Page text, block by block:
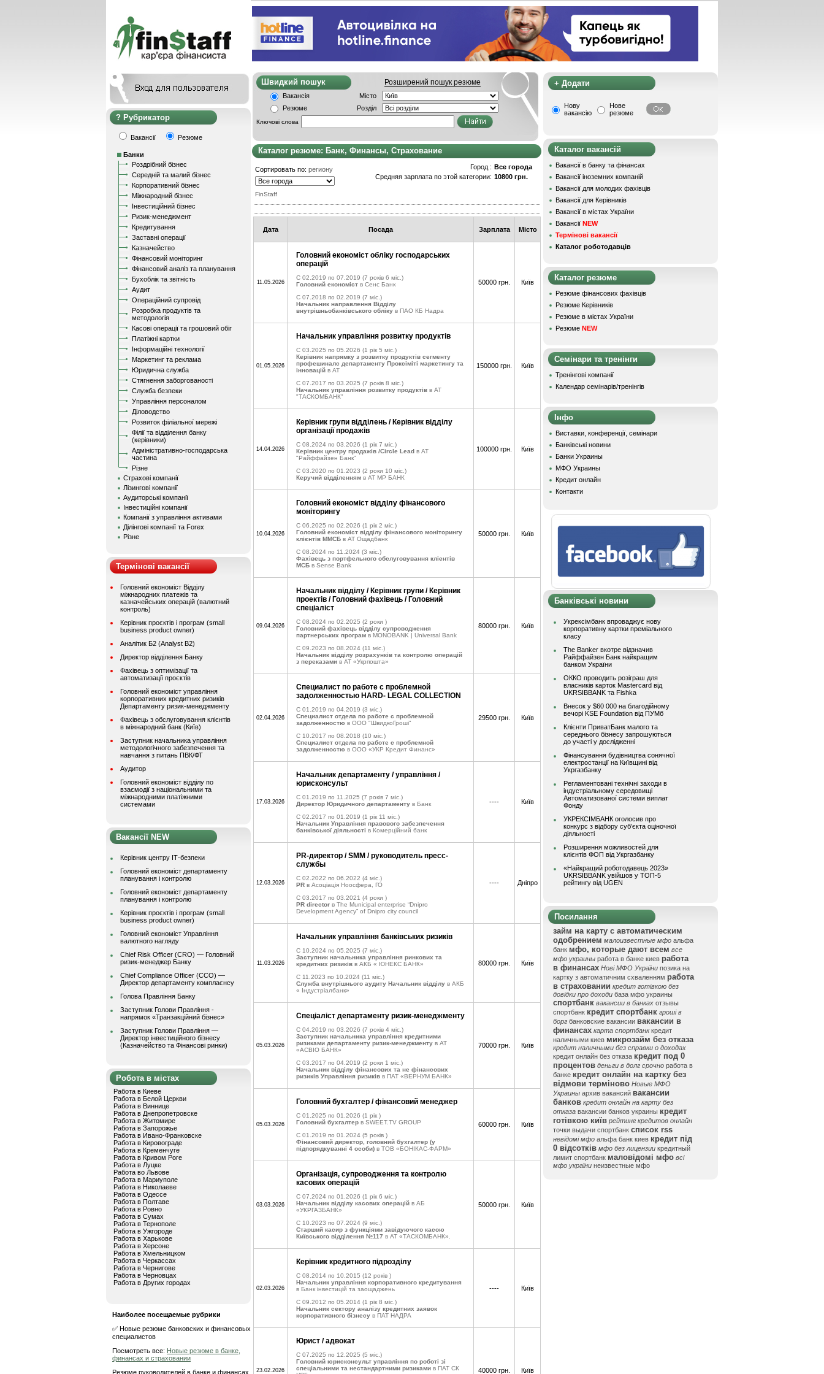
Рубрикатор
Вакансії Резюме
Банки
Роздрібний бізнес
Середній та малий бізнес
Корпоративний бізнес
Міжнародний бізнес
Інвестиційний бізнес
Ризик-менеджмент
Кредитування
Заставні операції
Казначейство
Фінансовий моніторинг
Фінансовий аналіз та планування
Бухоблік та звітність
Аудит
Операційний супровід
Розробка продуктів та
методологія
Касові операції та грошовий обіг
Платіжні картки
Інформаційні технології
Маркетинг та реклама
Юридична служба
Стягнення заборгованості
Служба безпеки
Управління персоналом
Діловодство
Розвиток філіальної мережі
Філії та відділення банку
(керівники)
Адміністративно-господарська
частина
Різне
Страхові компанії
Лізингові компанії
Аудиторські компанії
Інвестиційні компанії
Компанії з управління активами
Ділінгові компанії та Forex
Різне
Термінові вакансії
Головний економіст Відділу
міжнародних платежів та
казначейських операцій (валютний
контроль)
Керівник проєктів і програм (small
business product owner)
Аналітик Б2 (Analyst B2)
Директор відділення Банку
Фахівець з оптимізації та
автоматизації проєктів
Головний економіст управління
корпоративних кредитних ризиків
Департаменту ризик-менеджменту
Фахівець з обслуговування клієнтів
в міжнародний банк (Київ)
Заступник начальника управління
методологічного забезпечення та
навчання з питань ПВК/ФТ
Аудитор
Головний економіст відділу по
взаємодії з національними та
міжнародними платіжними
системами
Вакансії NEW
Керівник центру ІТ-безпеки
Головний економіст департаменту
планування і контролю
Головний економіст департаменту
планування і контролю
Керівник проєктів і програм (small
business product owner)
Головний економіст Управління
валютного нагляду
Chief Risk Officer (CRO) — Головний
ризик-менеджер Банку
Chief Compliance Officer (CCO) —
Директор департаменту комплаєнсу
Голова Правління Банку
Заступник Голови Правління -
напрямок «Транзакційний бізнес»
Заступник Голови Правління —
Директор інвестиційного бізнесу
(Казначейство та Фінансові ринки)
Робота в містах
Работа в Киеве
Работа в Белой Церкви
Работа в Виннице
Работа в Днепропетровске
Работа в Житомире
Работа в Запорожье
Работа в Ивано-Франковске
Работа в Кировограде
Работа в Кременчуге
Работа в Кривом Роге
Работа в Луцке
Работа во Львове
Работа в Мариуполе
Работа в Николаеве
Работа в Одессе
Работа в Полтаве
Работа в Ровно
Работа в Сумах
Работа в Тернополе
Работа в Ужгороде
Работа в Харькове
Работа в Херсоне
Работа в Хмельницком
Работа в Черкассах
Работа в Чернигове
Работа в Черновцах
Работа в Других городах
Наиболее посещаемые рубрики
✅ Новые резюме банковских и финансовых
специалистов
Посмотреть все: Новые резюме в банке,
финансах и страховании
Резюме руководителей в банке и финансах
Швидкий пошук Розширений пошук резюме
Вакансія
Місто
Резюме
Розділ
Ключові слова
Каталог резюме: Банк, Финансы, Страхование
Сортировать по: региону
FinStaff
Город : Все города
Средняя зарплата по этой категории: 10800 грн.
Дата Посада Зарплата Місто
11.05.2026
Головний економіст обліку господарських
операцій
C 02.2019 по 07.2019 (7 років 6 міс.)
Головний економіст в Сенс Банк
C 07.2018 по 02.2019 (7 міс.)
Начальник направлення Відділу
внутрішньобанківського обліку в ПАО КБ Надра
50000 грн. Київ
01.05.2026
Начальник управління розвитку продуктів
C 03.2025 по 05.2026 (1 рік 5 міс.)
Керівник напрямку з розвитку продуктів сегменту
профешиналс департаменту Проксіміті маркетингу та
інновацій в АТ
C 07.2017 по 03.2025 (7 років 8 міс.)
Начальник управління розвитку продуктів в АТ
"ТАСКОМБАНК"
150000 грн. Київ
14.04.2026
Керівник групи відділень / Керівник відділу
організації продажів
C 08.2024 по 03.2026 (1 рік 7 міс.)
Керівник центру продажів /Circle Lead в АТ
"Райффайзен Банк"
C 03.2020 по 01.2023 (2 роки 10 міс.)
Керучий відділенням в АТ МР БАНК
100000 грн. Київ
10.04.2026
Головний економіст відділу фінансового
моніторингу
C 06.2025 по 02.2026 (1 рік 2 міс.)
Головний економіст відділу фінансового моніторингу
клієнтів ММСБ в АТ Ощадбанк
C 08.2024 по 11.2024 (3 міс.)
Фахівець з портфельного обслуговування клієнтів
МСБ в Sense Bank
50000 грн. Київ
09.04.2026
Начальник вiддiлу / Керівник групи / Керівник
проектів / Головний фахівець / Головний
спеціаліст
C 08.2024 по 02.2025 (2 роки )
Головний фахівець відділу супроводження
партнерських програм в MONOBANK | Universal Bank
C 09.2023 по 08.2024 (11 міс.)
Начальник вiддiлу розрахунків та контролю операцій
з переказами в АТ «Укрпошта»
80000 грн. Київ
02.04.2026
Специалист по работе с проблемной
задолженностью HARD- LEGAL COLLECTION
C 01.2019 по 04.2019 (3 міс.)
Специалист отдела по работе с проблемной
задолженностю в ООО "ШвидкоГроші"
C 10.2017 по 08.2018 (10 міс.)
Специалист отдела по работе с проблемной
задолженностю в ООО «УКР Кредит Финанс»
29500 грн. Київ
17.03.2026
Начальник департаменту / управління /
юрисконсульт
C 01.2019 по 11.2025 (7 років 7 міс.)
Директор Юридичного департаменту в Банк
C 02.2017 по 01.2019 (1 рік 11 міс.)
Начальник Управління правового забезпечення
банківської діяльності в Комерційний банк
---- Київ
12.03.2026
PR-директор / SMM / руководитель пресс-
службы
C 02.2022 по 06.2022 (4 міс.)
PR в Асоціація Ноосфера, ГО
C 03.2017 по 03.2021 (4 роки )
PR director в The Municipal enterprise “Dnipro
Development Agency” of Dnipro city council
---- Дніпро
11.03.2026
Начальник управління банківських ризиків
C 10.2024 по 05.2025 (7 міс.)
Заступник начальника управління ринкових та
кредитних ризиків в АКБ « ЮНЕКС БАНК»
C 11.2023 по 10.2024 (11 міс.)
Служба внутрішнього аудиту Начальник відділу в АКБ
« Індустріалбанк»
80000 грн. Київ
05.03.2026
Спеціаліст департаменту ризик-менеджменту
C 04.2019 по 03.2026 (7 років 4 міс.)
Заступник начальника управління кредитними
ризиками департаменту ризик-менеджменту в АТ
«АСВІО БАНК»
C 03.2017 по 04.2019 (2 роки 1 міс.)
Начальник відділу фінансових та не фінансових
ризиків Управління ризиків в ПАТ «ВЕРНУМ БАНК»
70000 грн. Київ
05.03.2026
Головний бухгалтер / фінансовий менеджер
C 01.2025 по 01.2026 (1 рік )
Головний бухгалтер в SWEET.TV GROUP
C 01.2019 по 01.2024 (5 років )
Фінансовий директор, головний бухгалтер (у
підпорядкуванні 4 особи) в ТОВ «БОНІКАС-ФАРМ»
60000 грн. Київ
03.03.2026
Організація, супроводження та контролю
касових операцій
C 07.2024 по 01.2026 (1 рік 6 міс.)
Начальник відділу касових операцій в АБ
«УКРГАЗБАНК»
C 10.2023 по 07.2024 (9 міс.)
Старший касир з функціями завідуючого касою
Київського відділення №117 в АТ «ТАСКОМБАНК».
50000 грн. Київ
02.03.2026
Керівник кредитного підрозділу
C 08.2014 по 10.2015 (12 років )
Начальник управління корпоративного кредитування
в Банк інвестицій та заощаджень
C 09.2012 по 05.2014 (1 рік 8 міс.)
Начальник сектору аналізу кредитних заявок
корпоративного бізнесу в ПАТ НАДРА
---- Київ
23.02.2026
Юрист / адвокат
C 07.2025 по 12.2025 (5 міс.)
Головний юрисконсульт управління по роботі зі
спеціальними та нестандартними ризиками в ПАТ СК
40000 грн. Київ
+ Додати
Нову
вакансію
Нове
резюме
Каталог вакансій
Вакансії в банку та фінансах
Вакансії іноземних компаній
Вакансії для молодих фахівців
Вакансії для Керівників
Вакансії в містах України
Вакансії NEW
Термінові вакансії
Каталог роботодавців
Каталог резюме
Резюме фінансових фахівців
Резюме Керівників
Резюме в містах України
Резюме NEW
Семінари та тренінги
Тренінгові компанії
Календар семінарів/тренінгів
Інфо
Виставки, конференції, семінари
Банківські новини
Банки Украины
МФО Украины
Кредит онлайн
Контакти
Банківські новини
Укрексімбанк впроваджує нову
корпоративну картки преміального
класу
The Banker вкотре відзначив
Райффайзен Банк найкращим
банком України
ОККО проводить розіграш для
власників карток Mastercard від
UKRSIBBANK та Fishka
Внесок у $60 000 на благодійному
вечорі KSE Foundation від ПУМб
Клієнти ПриватБанк малого та
середнього бізнесу запрошуються
до участі у дослідженні
Фінансування будівництва сонячної
електростанції на Київщині від
Укргазбанку
Регламентовані технічні заходи в
індустріальному середовищі
Автоматизованої системи виплат
Фонду
УКРЕКСІМБАНК оголосив про
конкурс з відбору суб’єкта оціночної
діяльності
Розширення можливостей для
клієнтів ФОП від Укргазбанку
«Найкращий роботодавець 2023»
UKRSIBBANK увійшов у ТОП-5
рейтингу від UGEN
Посилання
займ на карту с автоматическим
одобрением малоизвестные мфо альфа
банк мфо, которые дают всем все
мфо украины работа в банке киев работа
в финансах Нові МФО України позика на
картку з автоматичним схваленням работа
в страховании кредит готівкою без
довідки про доходи база мфо украины
спортбанк вакансии в банках отзывы
спортбанк кредит спортбанк гроші в
борг банковские вакансии вакансии в
финансах карта спортбанк кредит
наличными киев микрозайм без отказа
кредит наличными без справки о доходах
кредит онлайн без отказа кредит под 0
процентов деньги в долг срочно работа в
банке кредит онлайн на картку без
відмови терміново Новые МФО
Украины архив вакансий вакансии
банков кредит онлайн на карту без
отказа вакансии банков украины кредит
готівкою київ рейтинг кредитов онлайн
точки выдачи спортбанк список rss
невідомі мфо альфа банк киев кредит під
0 відсотків мфо без лицензии кредитный
лимит спортбанк маловідомі мфо всі
мфо україни неизвестные мфо